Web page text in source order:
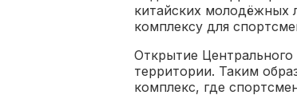
китайских молодёжных
комплексу для
Открытие
территории. Таким
комплекс, где